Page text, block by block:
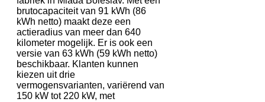
brutocapaciteit van 91 kWh (86
kWh netto) maakt deze een
actieradius van meer dan 640
kilometer mogelijk. Er is ook een
versie van 63 kWh (59 kWh netto)
beschikbaar. Klanten kunnen
kiezen uit drie
vermogensvarianten, variërend van
150 kW tot 220 kW, met